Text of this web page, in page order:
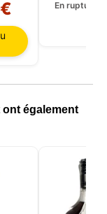
En rupture
également
que vous